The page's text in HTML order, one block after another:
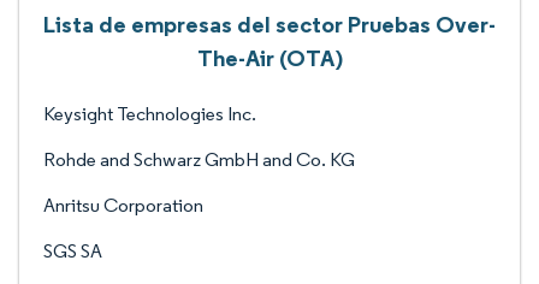
Lista de empresas del sector Pruebas Over-
The-Air (OTA)
Keysight Technologies Inc.
Rohde and Schwarz GmbH and Co. KG
Anritsu Corporation
SGS SA